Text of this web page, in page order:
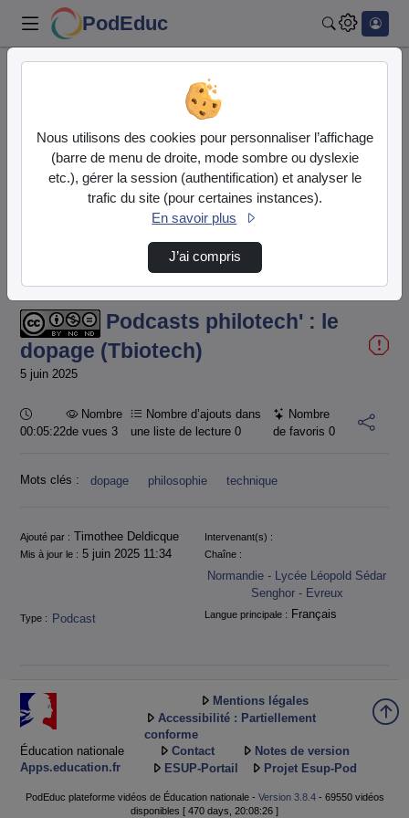
PodEduc
Podcasts philotech' : le dopage (Tbiotech)
actuel
00:00:000 / Durée
05:22:611 Chargé
100.00%dans
l'image
écran
Podcasts philotech' : le
dopage (Tbiotech)
5 juin 2025
Durée :
00:05:22
Nombre
de vues 3
Nombre d’ajouts dans
une liste de lecture0
Nombre
de favoris 0
Mots clés : dopage philosophie technique
Informations
Ajouté par : Timothee Deldicque
Intervenant(s) :
Mis à jour le : 5 juin 2025 11:34 Chaîne :
Normandie - Lycée Léopold Sédar
Senghor - Evreux
Type : Podcast Langue principale : Français
Éducation nationale
Apps.education.fr
Mentions légales
Accessibilité : Partiellement
conforme
Contact
Notes de version
ESUP-Portail
Projet Esup-Pod
PodEduc plateforme vidéos de Éducation nationale - Version 3.8.4- 69550 vidéos
disponibles [ 470 days, 20:08:26 ]
Nous utilisons des cookies pour personnaliser l’affichage
(barre de menu de droite, mode sombre ou dyslexie
etc.), gérer la session (authentification) et analyser le
trafic du site (pour certaines instances).
En savoir plus
J’ai compris